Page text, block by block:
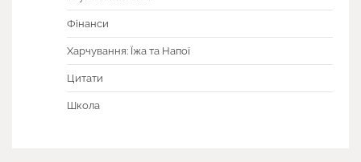
Фінанси
Харчування: Їжа та Напої
Цитати
Школа